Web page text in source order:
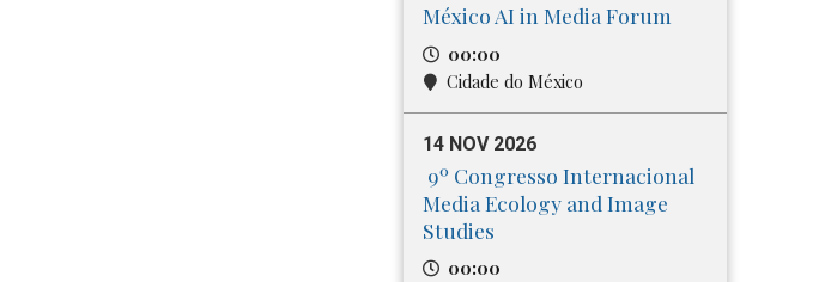
México AI in Media Forum
00:00
Cidade do México
14 NOV 2026
9º Congresso Internacional
Media​ Ecology and Image
Studies
00:00